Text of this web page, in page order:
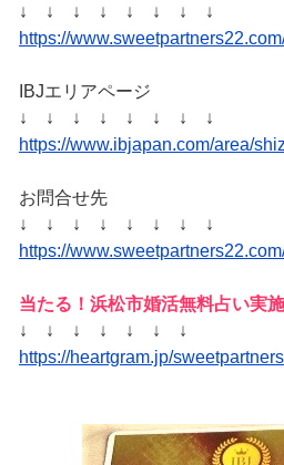
↓ ↓ ↓ ↓ ↓ ↓ ↓ ↓
https://
IBJエリアページ
↓ ↓ ↓ ↓ ↓ ↓ ↓ ↓
https://www.ibjapan.com/area/
お問合せ先
↓ ↓ ↓ ↓ ↓ ↓ ↓ ↓
https://
当たる！浜松市婚活無料占い実施
↓ ↓ ↓ ↓ ↓ ↓ ↓
https://heartgram.jp/